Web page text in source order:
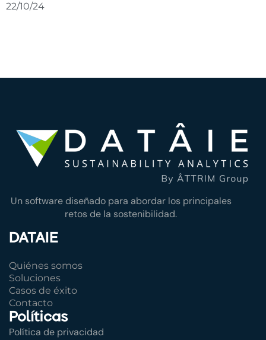
22/10/24
Un software diseñado para abordar los principales
retos de la sostenibilidad.
DATAIE
Quiénes somos
Soluciones
Casos de éxito
Contacto
Políticas
Política de privacidad